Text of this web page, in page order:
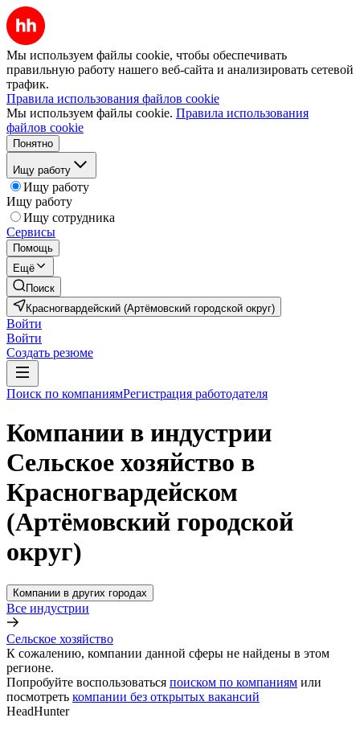
Мы используем файлы cookie, чтобы обеспечивать
правильную работу нашего веб-сайта и анализировать сетевой
трафик.
Правила использования файлов cookie
Мы используем файлы cookie. Правила использования
файлов cookie
Понятно
Ищу работу
Ищу работу
Ищу работу
Ищу сотрудника
Сервисы
Помощь
Ещё
Поиск
Красногвардейский (Артёмовский городской округ)
Войти
Войти
Создать резюме
Поиск по компаниямРегистрация работодателя
Компании в индустрии
Сельское хозяйство в
Красногвардейском
(Артёмовский городской
округ)
Компании в других городах
Все индустрии
Сельское хозяйство
К сожалению, компании данной сферы не найдены в этом
регионе.
Попробуйте воспользоваться поиском по компаниям или
посмотреть компании без открытых вакансий
HeadHunter